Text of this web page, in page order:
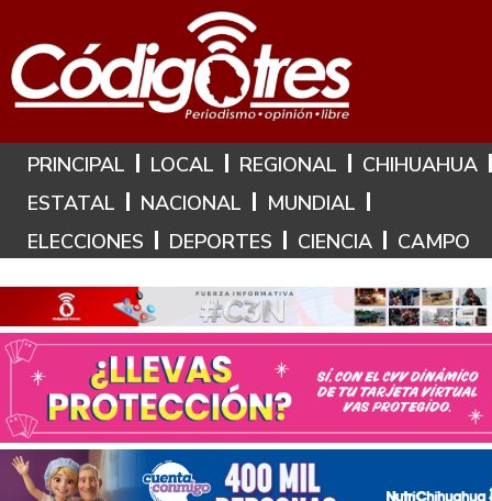
Hoy es: 7 de Agosto de 2026
PRINCIPAL LOCAL REGIONAL
CHIHUAHUA
ESTATAL
NACIONAL
MUNDIAL
ELECCIONES
DEPORTES CIENCIA CAMPO